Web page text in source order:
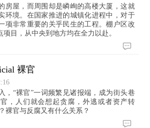
房屋，而周围却是嶙峋的高楼大厦，这就
环境。在国家推进的城镇化进程中，对于
项非常重要的关乎民生的工程。棚户区改
目，从中央到地方均在全力以赴。
裸官
，“裸官”一词频繁见诸报端，成为街头巷
，人们就会想起贪腐，外逃或者资产转
裸官与反腐又有什么关系？